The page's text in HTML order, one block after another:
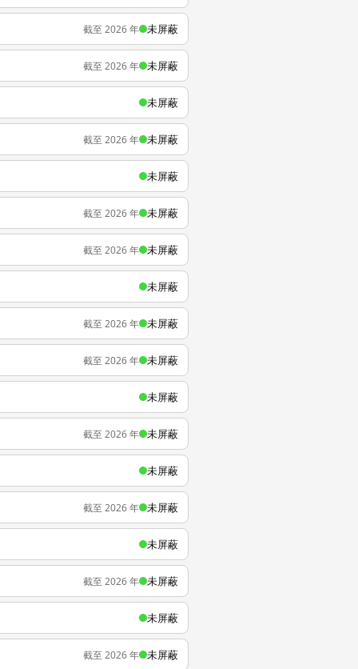
截至 2026 年 未屏蔽
截至 2026 年 未屏蔽
未屏蔽
截至 2026 年 未屏蔽
未屏蔽
截至 2026 年 未屏蔽
截至 2026 年 未屏蔽
未屏蔽
截至 2026 年 未屏蔽
截至 2026 年 未屏蔽
未屏蔽
截至 2026 年 未屏蔽
未屏蔽
截至 2026 年 未屏蔽
未屏蔽
截至 2026 年 未屏蔽
未屏蔽
截至 2026 年 未屏蔽